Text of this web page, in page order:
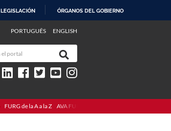
LEGISLACIÓN ÓRGANOS DEL GOBIERNO
PORTUGUÊS ENGLISH
FURG de la A a la Z AVA FURG